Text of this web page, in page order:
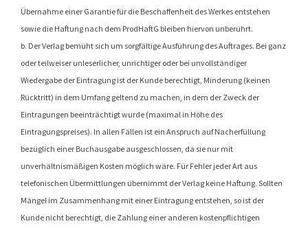
Übernahme einer Garantie für die Beschaffenheit des Werkes entstehen
sowie die Haftung nach dem ProdHaftG bleiben hiervon unberührt.
b. Der Verlag bemüht sich um sorgfältige Ausführung des Auftrages. Bei ganz
oder teilweiser unleserlicher, unrichtiger oder bei unvollständiger
Wiedergabe der Eintragung ist der Kunde berechtigt, Minderung (keinen
Rücktritt) in dem Umfang geltend zu machen, in dem der Zweck der
Eintragungen beeinträchtigt wurde (maximal in Höhe des
Eintragungspreises). In allen Fällen ist ein Anspruch auf Nacherfüllung
bezüglich einer Buchausgabe ausgeschlossen, da sie nur mit
unverhältnismäßigen Kosten möglich wäre. Für Fehler jeder Art aus
telefonischen Übermittlungen übernimmt der Verlag keine Haftung. Sollten
Mängel im Zusammenhang mit einer Eintragung entstehen, so ist der
Kunde nicht berechtigt, die Zahlung einer anderen kostenpflichtigen